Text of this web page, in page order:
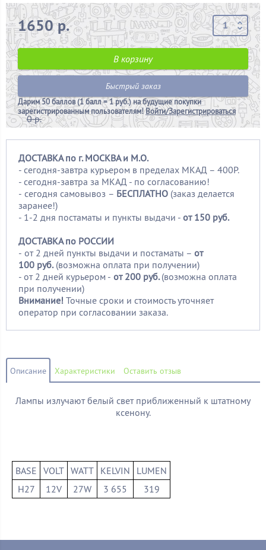
1650 р.
0 р.
В корзину
Быстрый заказ
Дарим50 баллов (1 балл = 1 руб.)на будущие покупки
зарегистрированным пользователям!Войти/Зарегистрироваться
ДОСТАВКА по г. МОСКВА и М.О.
- сегодня-завтра курьером в пределах МКАД – 400Р.
- сегодня-завтра за МКАД - по согласованию!
- сегодня самовывоз – БЕСПЛАТНО (заказ делается
заранее!)
- 1-2 дня постаматы и пункты выдачи - от 150 руб.
ДОСТАВКА по РОССИИ
- от 2 дней пункты выдачи и постаматы – от
100 руб. (возможна оплата при получении)
- от 2 дней курьером - от 200 руб.(возможна оплата
при получении)
Внимание! Точные сроки и стоимость уточняет
оператор при согласовании заказа.
Описание Характеристики Оставить отзыв
Лампы излучают белый свет приближенный к штатному
ксенону.
BASE VOLT WATT KELVIN
LUMEN
H27
12V 27W 3 655 319